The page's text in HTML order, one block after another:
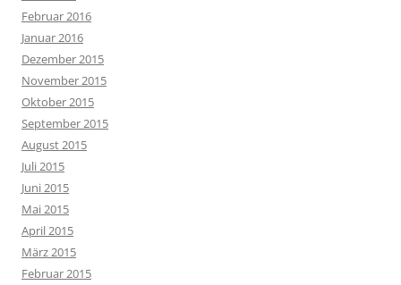
Februar 2016
Januar 2016
Dezember 2015
November 2015
Oktober 2015
September 2015
August 2015
Juli 2015
Juni 2015
Mai 2015
April 2015
März 2015
Februar 2015